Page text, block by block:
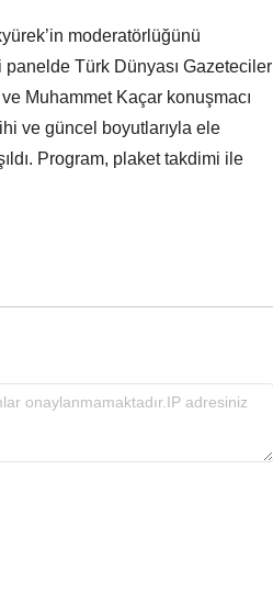
moderatörlüğünü
panelde Türk Dünyası Gazeteciler
Muhammet Kaçar konuşmacı
ve güncel boyutlarıyla ele
Program, plaket takdimi ile